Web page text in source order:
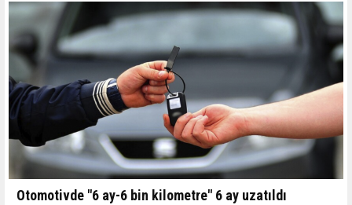
Otomotivde "6 ay-6 bin kilometre" 6 ay uzatıldı